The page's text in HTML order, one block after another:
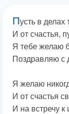
Пусть в делах
И от счастья,
Я тебе желаю
Поздравляю с
Я желаю
И от счастья
И на встречу